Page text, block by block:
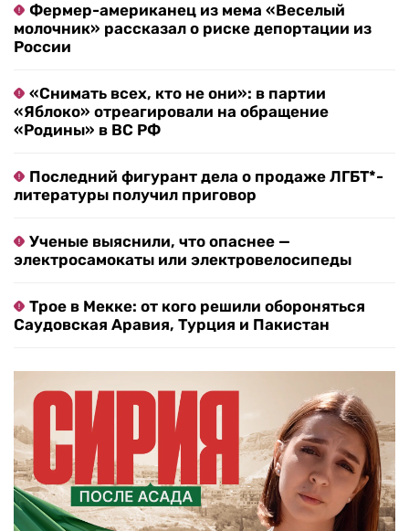
Фермер-американец из мема «Веселый
молочник» рассказал о риске депортации из
России
«Снимать всех, кто не они»: в партии
«Яблоко» отреагировали на обращение
«Родины» в ВС РФ
Последний фигурант дела о продаже ЛГБТ*-
литературы получил приговор
Ученые выяснили, что опаснее —
электросамокаты или электровелосипеды
Трое в Мекке: от кого решили обороняться
Саудовская Аравия, Турция и Пакистан